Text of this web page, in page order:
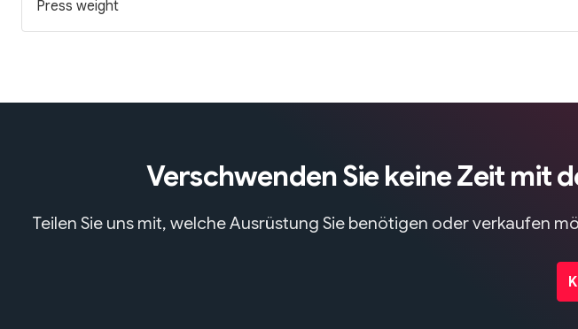
Press weight
Verschwenden Sie keine Zeit mit
Teilen Sie uns mit, welche Ausrüstung Sie benötigen oder verkaufen